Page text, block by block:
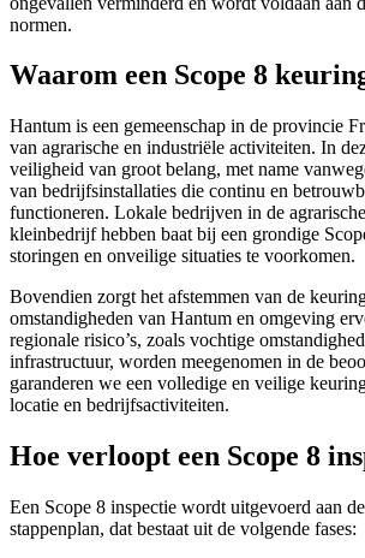
normen.
Waarom een Scope 8
Hantum is een gemeenschap in de provincie
van agrarische en industriële activiteiten. In
veiligheid van groot belang, met name
van bedrijfsinstallaties die continu en
functioneren. Lokale bedrijven in de
kleinbedrijf hebben baat bij een grondige
storingen en onveilige situaties te voorkomen.
Bovendien zorgt het afstemmen van de
omstandigheden van Hantum en omgeving
regionale risico’s, zoals vochtige
infrastructuur, worden meegenomen in de
garanderen we een volledige en veilige
locatie en bedrijfsactiviteiten.
Hoe verloopt een Scope 8
Een Scope 8 inspectie wordt uitgevoerd aan
stappenplan, dat bestaat uit de volgende fases: